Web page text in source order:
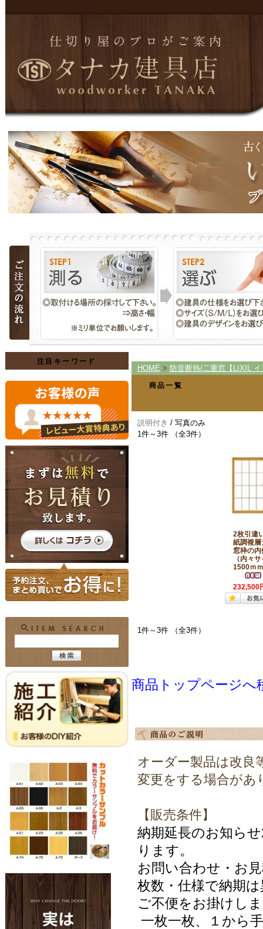
注目キーワード
HOME > 防音断熱/二重窓【LIXIL
商品一覧
説明付き / 写真のみ
1件～3件 （全3件）
2枚引違
紙調複
窓枠の
（内々
1500ｍ
232,500
1件～3件 （全3件）
商品トップページへ
オーダー製品は改良
変更をする場合があ
【販売条件】
納期延長のお知ら
ります。
お問い合わせ・お
枚数・仕様で納期
ご不便をお掛けし
一枚一枚、１から